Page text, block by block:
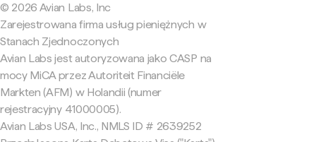
© 2026 Avian Labs, Inc
Zarejestrowana firma usług pieniężnych w
Stanach Zjednoczonych
Avian Labs jest autoryzowana jako CASP na
mocy MiCA przez Autoriteit Financiële
Markten (AFM) w Holandii (numer
rejestracyjny 41000005).
Avian Labs USA, Inc., NMLS ID # 2639252